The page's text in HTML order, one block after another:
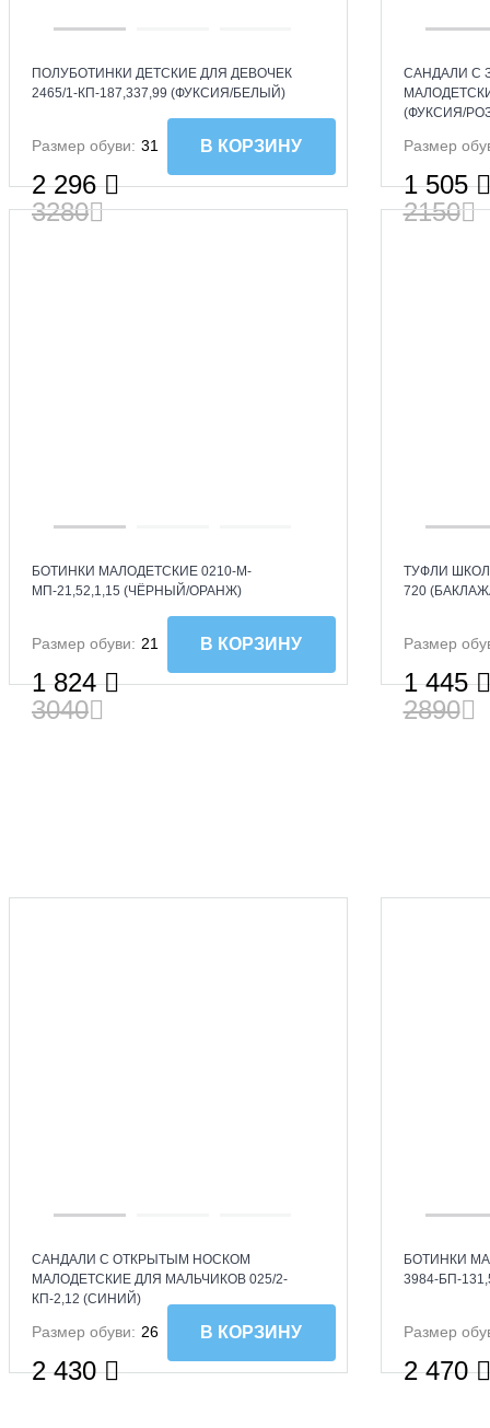
ПОЛУБОТИНКИ ДЕТСКИЕ ДЛЯ ДЕВОЧЕК
2465/1-КП-187,337,99 (ФУКСИЯ/БЕЛЫЙ)
Размер обуви: 31
2 296
3280
В КОРЗИНУ
САНДАЛИ С
(ФУКСИЯ/
Размер
1 505
2150
БОТИНКИ МАЛОДЕТСКИЕ 0210-М-
МП-21,52,1,15 (ЧЁРНЫЙ/ОРАНЖ)
Размер обуви: 21
1 824
3040
В КОРЗИНУ
ТУФЛИ
720
Размер
1 445
2890
САНДАЛИ С ОТКРЫТЫМ НОСКОМ
МАЛОДЕТСКИЕ ДЛЯ МАЛЬЧИКОВ 025/2-
КП-2,12 (СИНИЙ)
Размер обуви: 26
2 430
В КОРЗИНУ
БОТИНКИ
3984-БП-
Размер
2 470